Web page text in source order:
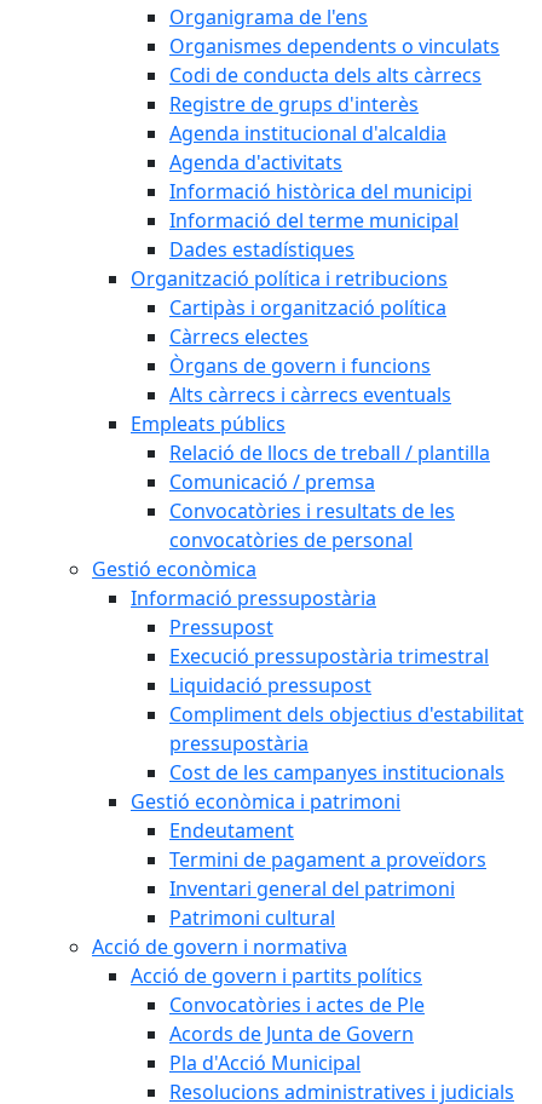
Organigrama de l'ens
Organismes dependents o vinculats
Codi de conducta dels alts càrrecs
Registre de grups d'interès
Agenda institucional d'alcaldia
Agenda d'activitats
Informació històrica del municipi
Informació del terme municipal
Dades estadístiques
Organització política i retribucions
Cartipàs i organització política
Càrrecs electes
Òrgans de govern i funcions
Alts càrrecs i càrrecs eventuals
Empleats públics
Relació de llocs de treball / plantilla
Comunicació / premsa
Convocatòries i resultats de les
convocatòries de personal
Gestió econòmica
Informació pressupostària
Pressupost
Execució pressupostària trimestral
Liquidació pressupost
Compliment dels objectius d'estabilitat
pressupostària
Cost de les campanyes institucionals
Gestió econòmica i patrimoni
Endeutament
Termini de pagament a proveïdors
Inventari general del patrimoni
Patrimoni cultural
Acció de govern i normativa
Acció de govern i partits polítics
Convocatòries i actes de Ple
Acords de Junta de Govern
Pla d'Acció Municipal
Resolucions administratives i judicials